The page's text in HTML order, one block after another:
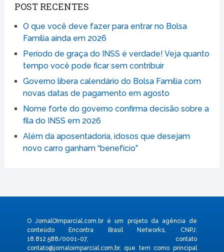
POST RECENTES
O que você deve fazer para entrar no Bolsa
Família ainda em 2026
Período de graça do INSS é verdade! Veja quanto
tempo você pode ficar sem contribuir
Governo libera calendário do Bolsa Família com
novas datas de pagamento em agosto
Nome forte do governo confirma decisão sobre a
fila do INSS em 2026
Além da aposentadoria, idosos que desejam
novo carro ganham “benefício”
O JornalOImparcial.com.br é um projeto da agência de
conteúdo Encontra Brasil Networks, CNPJ:
18.812.588/0001-07, contato
contato@jornaloimparcial.com.br, que tem como principal